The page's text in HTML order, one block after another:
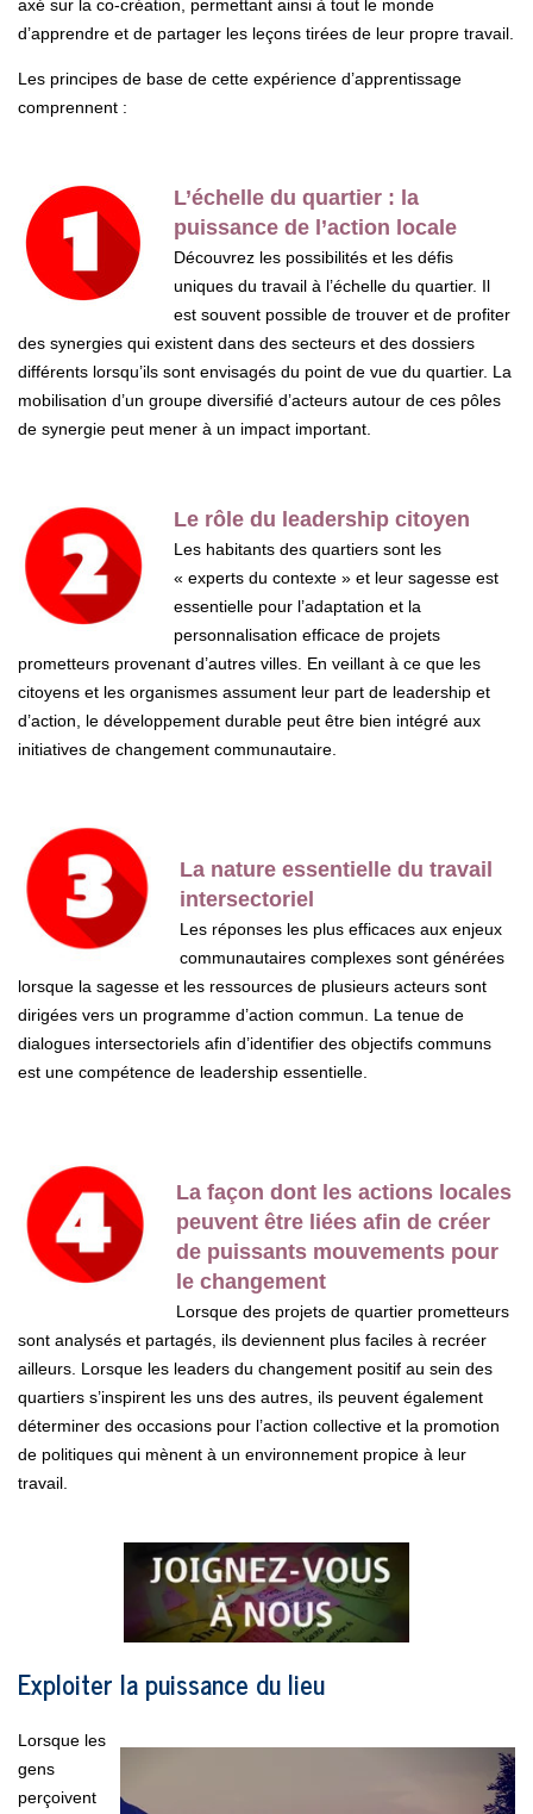
axé sur la co-création, permettant ainsi à tout le monde
d’apprendre et de partager les leçons tirées de leur propre travail.
Les principes de base de cette expérience d’apprentissage
comprennent :
L’échelle du quartier : la
puissance de l’action locale
Découvrez les possibilités et les défis
uniques du travail à l’échelle du quartier. Il
est souvent possible de trouver et de profiter
des synergies qui existent dans des secteurs et des dossiers
différents lorsqu’ils sont envisagés du point de vue du quartier. La
mobilisation d’un groupe diversifié d’acteurs autour de ces pôles
de synergie peut mener à un impact important.
Le rôle du leadership citoyen
Les habitants des quartiers sont les
« experts du contexte » et leur sagesse est
essentielle pour l’adaptation et la
personnalisation efficace de projets
prometteurs provenant d’autres villes. En veillant à ce que les
citoyens et les organismes assument leur part de leadership et
d’action, le développement durable peut être bien intégré aux
initiatives de changement communautaire.
La nature essentielle du travail
intersectoriel
Les réponses les plus efficaces aux enjeux
communautaires complexes sont générées
lorsque la sagesse et les ressources de plusieurs acteurs sont
dirigées vers un programme d’action commun. La tenue de
dialogues intersectoriels afin d’identifier des objectifs communs
est une compétence de leadership essentielle.
La façon dont les actions locales
peuvent être liées afin de créer
de puissants mouvements pour
le changement
Lorsque des projets de quartier prometteurs
sont analysés et partagés, ils deviennent plus faciles à recréer
ailleurs. Lorsque les leaders du changement positif au sein des
quartiers s’inspirent les uns des autres, ils peuvent également
déterminer des occasions pour l’action collective et la promotion
de politiques qui mènent à un environnement propice à leur
travail.
Exploiter la puissance du lieu
Lorsque les
gens
perçoivent